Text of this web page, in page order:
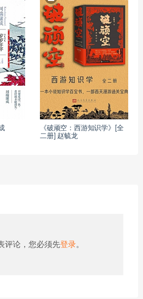
《破顽空：西游知识学》[全
二册] 赵毓龙
评论，您必须先登录。